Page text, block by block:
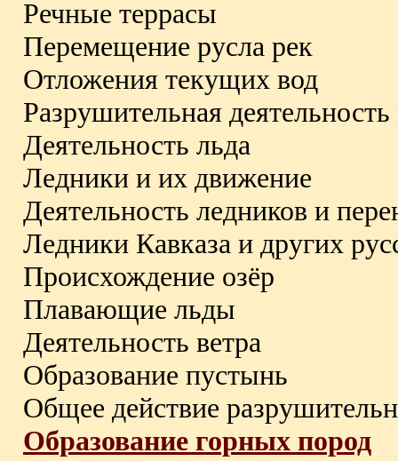
Речные террасы
Перемещение русла рек
Отложения текущих вод
Разрушительная
Деятельность льда
Ледники и их движение
Деятельность ледников и
Ледники Кавказа и других
Происхождение озёр
Плавающие льды
Деятельность ветра
Образование пустынь
Общее действие
Образование горных пород